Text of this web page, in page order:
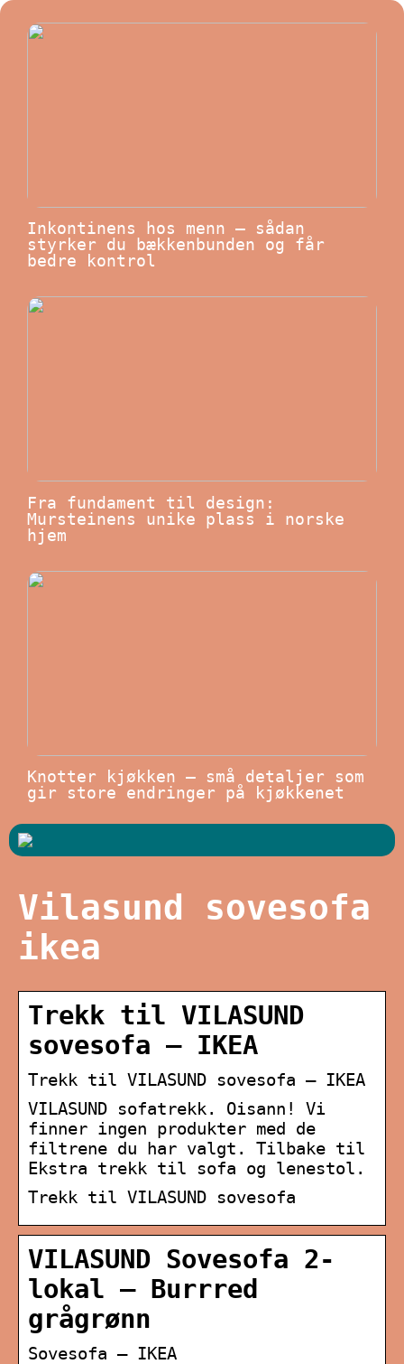
Inkontinens hos menn – sådan
styrker du bækkenbunden og får
bedre kontrol
Fra fundament til design:
Mursteinens unike plass i norske
hjem
Knotter kjøkken – små detaljer som
gir store endringer på kjøkkenet
Vilasund sovesofa
ikea
Trekk til VILASUND
sovesofa – IKEA
Trekk til VILASUND sovesofa – IKEA
VILASUND sofatrekk. Oisann! Vi
finner ingen produkter med de
filtrene du har valgt. Tilbake til
Ekstra trekk til sofa og lenestol.
Trekk til VILASUND sovesofa
VILASUND Sovesofa 2-
lokal – Burrred
grågrønn
Sovesofa – IKEA